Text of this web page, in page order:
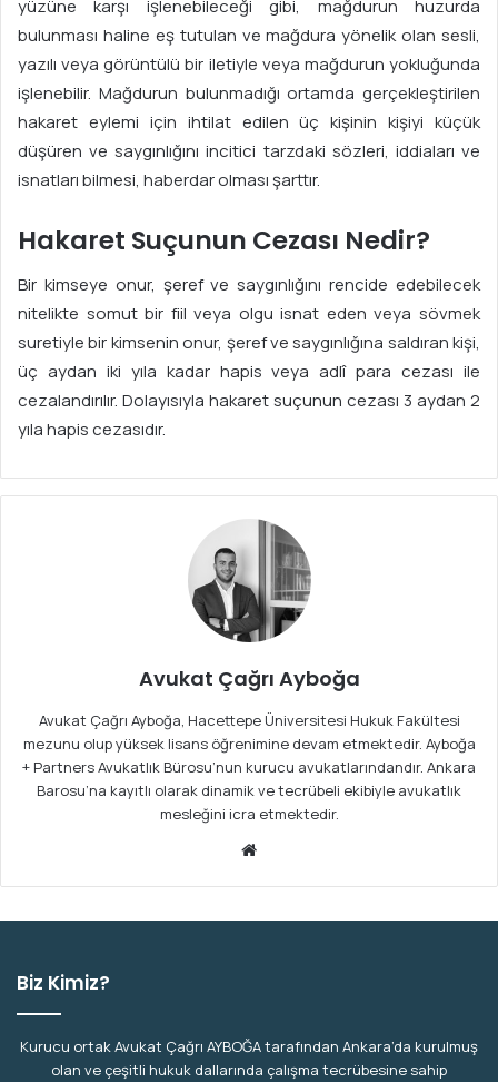
yüzüne karşı işlenebileceği gibi, mağdurun huzurda
bulunması haline eş tutulan ve mağdura yönelik olan sesli,
yazılı veya görüntülü bir iletiyle veya mağdurun yokluğunda
işlenebilir. Mağdurun bulunmadığı ortamda gerçekleştirilen
hakaret eylemi için ihtilat edilen üç kişinin kişiyi küçük
düşüren ve saygınlığını incitici tarzdaki sözleri, iddiaları ve
isnatları bilmesi, haberdar olması şarttır.
Hakaret Suçunun Cezası Nedir?
Bir kimseye onur, şeref ve saygınlığını rencide edebilecek
nitelikte somut bir fiil veya olgu isnat eden veya sövmek
suretiyle bir kimsenin onur, şeref ve saygınlığına saldıran kişi,
üç aydan iki yıla kadar hapis veya adlî para cezası ile
cezalandırılır. Dolayısıyla hakaret suçunun cezası 3 aydan 2
yıla hapis cezasıdır.
Avukat Çağrı Ayboğa
Avukat Çağrı Ayboğa, Hacettepe Üniversitesi Hukuk Fakültesi
mezunu olup yüksek lisans öğrenimine devam etmektedir. Ayboğa
+ Partners Avukatlık Bürosu’nun kurucu avukatlarındandır. Ankara
Barosu’na kayıtlı olarak dinamik ve tecrübeli ekibiyle avukatlık
mesleğini icra etmektedir.
Biz Kimiz?
Kurucu ortak Avukat Çağrı AYBOĞA tarafından Ankara’da kurulmuş
olan ve çeşitli hukuk dallarında çalışma tecrübesine sahip